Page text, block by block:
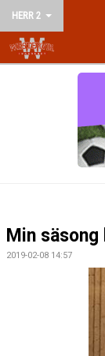
HERR 2
BILDGALLERI
Min
2019-02-08 14:57